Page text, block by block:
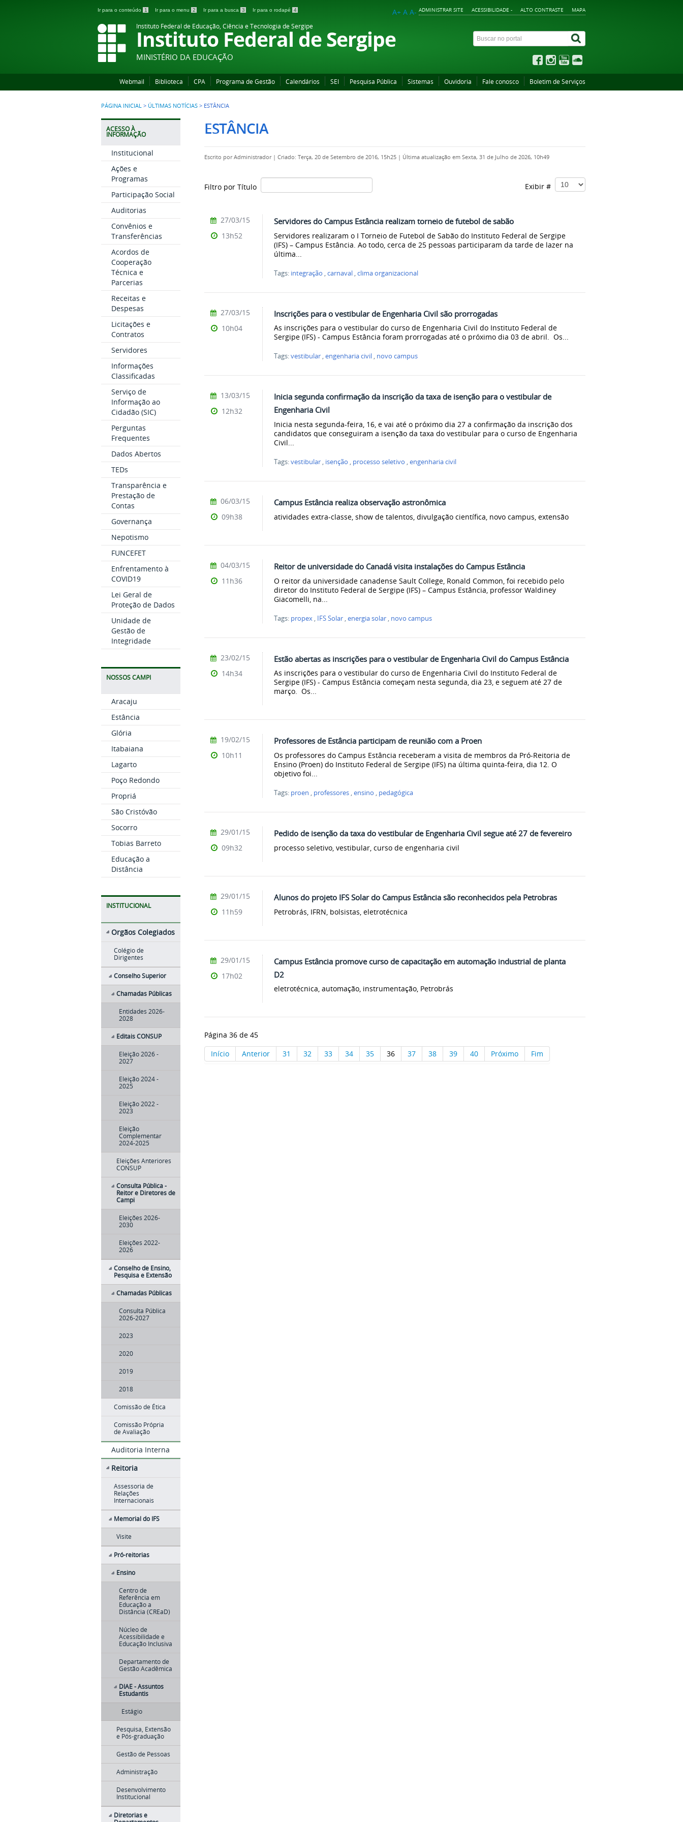
Ir para o conteúdo 1 Ir para o menu 2 Ir para a busca 3 Ir para o rodapé 4 ADMINISTRAR SITE ACESSIBILIDADE - ALTO CONTRASTE MAPA
A+ A A-
Instituto Federal de Educação, Ciência e Tecnologia de Sergipe
Instituto Federal de Sergipe
MINISTÉRIO DA EDUCAÇÃO
Webmail Biblioteca CPA Programa de Gestão Calendários SEI Pesquisa Pública Sistemas Ouvidoria Fale conosco Boletim de Serviços
PÁGINA INICIAL > ÚLTIMAS NOTÍCIAS > ESTÂNCIA
ACESSO À
INFORMAÇÃO
Institucional
Ações e
Programas
Participação Social
Auditorias
Convênios e
Transferências
Acordos de
Cooperação
Técnica e
Parcerias
Receitas e
Despesas
Licitações e
Contratos
Servidores
Informações
Classificadas
Serviço de
Informação ao
Cidadão (SIC)
Perguntas
Frequentes
Dados Abertos
TEDs
Transparência e
Prestação de
Contas
Governança
Nepotismo
FUNCEFET
Enfrentamento à
COVID19
Lei Geral de
Proteção de Dados
Unidade de
Gestão de
Integridade
NOSSOS CAMPI
Aracaju
Estância
Glória
Itabaiana
Lagarto
Poço Redondo
Propriá
São Cristóvão
Socorro
Tobias Barreto
Educação a
Distância
INSTITUCIONAL
Orgãos Colegiados
Colégio de
Dirigentes
Conselho Superior
Chamadas Públicas
Entidades 2026-
2028
Editais CONSUP
Eleição 2026 -
2027
Eleição 2024 -
2025
Eleição 2022 -
2023
Eleição
Complementar
2024-2025
Eleições Anteriores
CONSUP
Consulta Pública -
Reitor e Diretores de
Campi
Eleições 2026-
2030
Eleições 2022-
2026
Conselho de Ensino,
Pesquisa e Extensão
Chamadas Públicas
Consulta Pública
2026-2027
2023
2020
2019
2018
Comissão de Ética
Comissão Própria
de Avaliação
Auditoria Interna
Reitoria
Assessoria de
Relações
Internacionais
Memorial do IFS
Visite
Pró-reitorias
Ensino
Centro de
Referência em
Educação a
Distância (CREaD)
Núcleo de
Acessibilidade e
Educação Inclusiva
Departamento de
Gestão Acadêmica
DIAE - Assuntos
Estudantis
Estágio
Pesquisa, Extensão
e Pós-graduação
Gestão de Pessoas
Administração
Desenvolvimento
Institucional
Diretorias e
ESTÂNCIA
Escrito porAdministrador | Criado: Terça, 20 de Setembro de 2016, 15h25 | Última atualização em Sexta, 31 de Julho de 2026, 10h49
Filtro por Título Exibir #
Servidores do Campus Estância realizam torneio de futebol de sabão
Servidores realizaram o I Torneio de Futebol de Sabão do Instituto Federal de Sergipe
(IFS) – Campus Estância. Ao todo, cerca de 25 pessoas participaram da tarde de lazer na
última...
Tags: integração ,carnaval ,clima organizacional
27/03/15
13h52
Inscrições para o vestibular de Engenharia Civil são prorrogadas
As inscrições para o vestibular do curso de Engenharia Civil do Instituto Federal de
Sergipe (IFS) - Campus Estância foram prorrogadas até o próximo dia 03 de abril. Os...
Tags:vestibular,engenharia civil, novo campus
27/03/15
10h04
Inicia segunda confirmação da inscrição da taxa de isenção para o vestibular de
Engenharia Civil
Inicia nesta segunda-feira, 16, e vai até o próximo dia 27 a confirmação da inscrição dos
candidatos que conseguiram a isenção da taxa do vestibular para o curso de Engenharia
Civil...
Tags:vestibular , isenção , processo seletivo ,engenharia civil
13/03/15
12h32
Campus Estância realiza observação astronômica
atividades extra-classe, show de talentos, divulgação científica, novo campus, extensão
06/03/15
09h38
Reitor de universidade do Canadá visita instalações do Campus Estância
O reitor da universidade canadense Sault College, Ronald Common, foi recebido pelo
diretor do Instituto Federal de Sergipe (IFS) – Campus Estância, professor Waldiney
Giacomelli, na...
Tags: propex , IFS Solar ,energia solar , novo campus
04/03/15
11h36
Estão abertas as inscrições para o vestibular de Engenharia Civil do Campus Estância
As inscrições para o vestibular do curso de Engenharia Civil do Instituto Federal de
Sergipe (IFS) - Campus Estância começam nesta segunda, dia 23, e seguem até 27 de
março. Os...
23/02/15
14h34
Professores de Estância participam de reunião com a Proen
Os professores do Campus Estância receberam a visita de membros da Pró-Reitoria de
Ensino (Proen) do Instituto Federal de Sergipe (IFS) na última quinta-feira, dia 12. O
objetivo foi...
Tags: proen , professores ,ensino , pedagógica
19/02/15
10h11
Pedido de isenção da taxa do vestibular de Engenharia Civil segue até 27 de fevereiro
processo seletivo, vestibular, curso de engenharia civil
29/01/15
09h32
Alunos do projeto IFS Solar do Campus Estância são reconhecidos pela Petrobras
Petrobrás, IFRN, bolsistas, eletrotécnica
29/01/15
11h59
Campus Estância promove curso de capacitação em automação industrial de planta
D2
eletrotécnica, automação, instrumentação, Petrobrás
29/01/15
17h02
Página 36 de 45
Início
Anterior 31 32 33 34 35 36 37 38 39 40 Próximo Fim